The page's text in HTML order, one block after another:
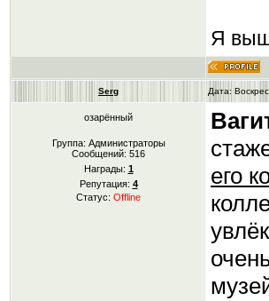
Я
Serg Дата:
озарённый
Группа: Администраторы
Сообщений: 516
Награды: 1
Репутация: 4
Статус: Offline
его